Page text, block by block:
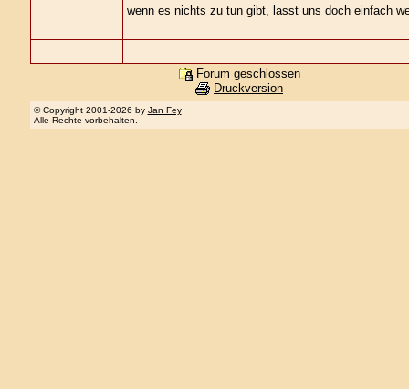
wenn es nichts zu tun gibt, lasst uns doch einfach
Forum geschlossen
Druckversion
© Copyright 2001-2026 by Jan Fey
Alle Rechte vorbehalten.